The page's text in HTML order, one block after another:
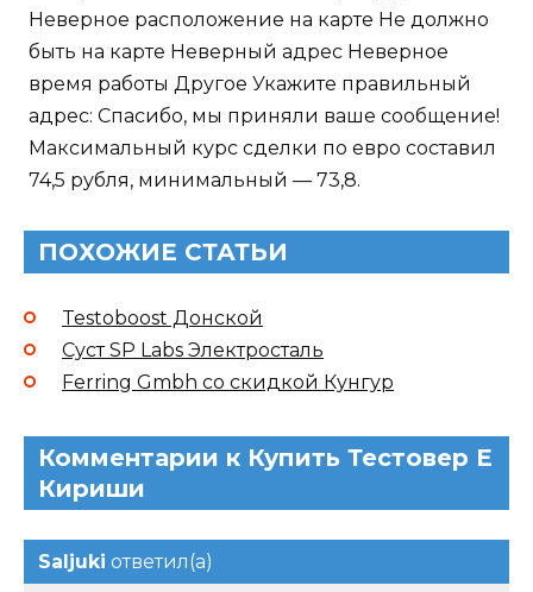
Неверное расположение на карте Не должно
быть на карте Неверный адрес Неверное
время работы Другое Укажите правильный
адрес: Спасибо, мы приняли ваше сообщение!
Максимальный курс сделки по евро составил
74,5 рубля, минимальный — 73,8.
ПОХОЖИЕ СТАТЬИ
Testoboost Донской
Суст SP Labs Электросталь
Ferring Gmbh со скидкой Кунгур
Комментарии к Купить Тестовер Е
Кириши
Saljuki ответил(а)